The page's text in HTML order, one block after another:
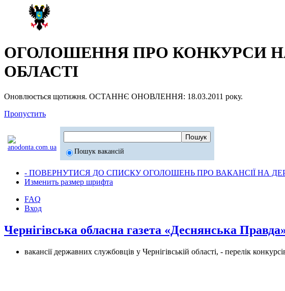
ОГОЛОШЕННЯ ПРО КОНКУРСИ
ОБЛАСТІ
Оновлюється щотижня. ОСТАННЄ ОНОВЛЕННЯ: 18.03.2011 року.
Пропустить
Пошук вакансій
- ПОВЕРНУТИСЯ ДО СПИСКУ ОГОЛОШЕНЬ ПРО ВАКАНСІЇ НА
Изменить размер шрифта
FAQ
Вход
Чернігівська обласна газета «Деснянська
вакансії державних службовців у Чернігівській області, - перелік